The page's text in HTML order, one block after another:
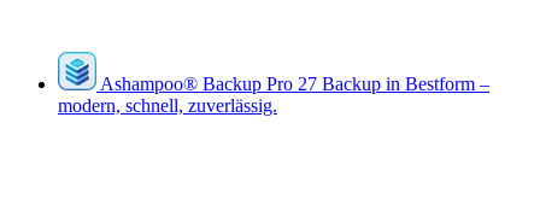
Ashampoo® Backup Pro 27 Backup in Bestform –
modern, schnell, zuverlässig.